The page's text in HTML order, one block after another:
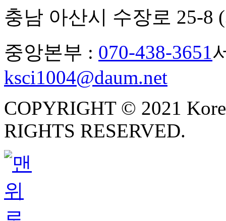
충남 아산시 수장로 25-8
중앙본부 : 070-438-3651
ksci1004@daum.net
COPYRIGHT © 2021
RIGHTS RESERVED.